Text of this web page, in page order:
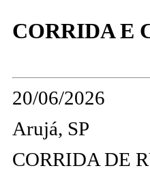
CORRIDA E
20/06/2026
Arujá, SP
CORRIDA DE